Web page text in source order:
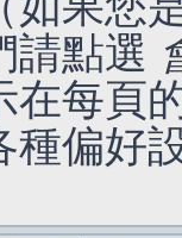
請點選
在每頁
種偏好